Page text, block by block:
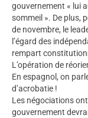
gouvernement « lui
sommeil ». De plus,
de novembre, le
l’égard des
rempart
L’opération de
En espagnol, on
d’acrobatie !
Les négociations
gouvernement